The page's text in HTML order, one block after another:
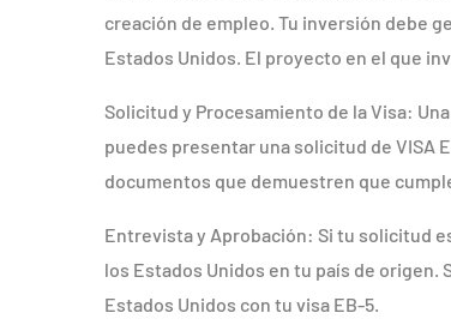
creación de empleo. Tu inversión debe
Estados Unidos. El proyecto en el que
Solicitud y Procesamiento de la Visa:
puedes presentar una solicitud de VISA
documentos que demuestren que
Entrevista y Aprobación: Si tu solicitud
los Estados Unidos en tu país de origen.
Estados Unidos con tu visa EB-5.